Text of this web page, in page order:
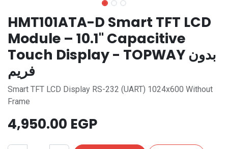
HMT101ATA-D Smart TFT LCD
Module – 10.1" Capacitive
Touch Display - TOPWAY بدون
فريم
Smart TFT LCD Display RS-232 (UART) 1024x600 Without
Frame
4,950.00 EGP